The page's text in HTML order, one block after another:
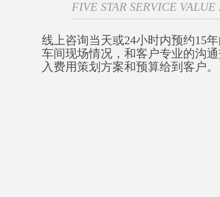
FIVE STAR SERVICE
线上咨询当天或24小时内预约15
车间现场情况，和客户专业的沟
入费用策划方案和预算给到客户。